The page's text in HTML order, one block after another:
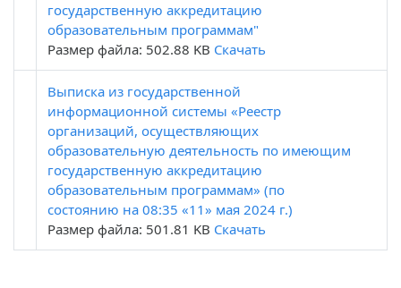
государственную аккредитацию
образовательным программам"
Размер файла: 502.88 KB Скачать
Выписка из государственной
информационной системы «Реестр
организаций, осуществляющих
образовательную деятельность по имеющим
государственную аккредитацию
образовательным программам» (по
состоянию на 08:35 «11» мая 2024 г.)
Размер файла: 501.81 KB Скачать